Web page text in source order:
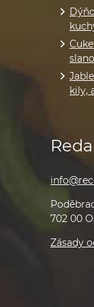
kily,
702 00
Zásady